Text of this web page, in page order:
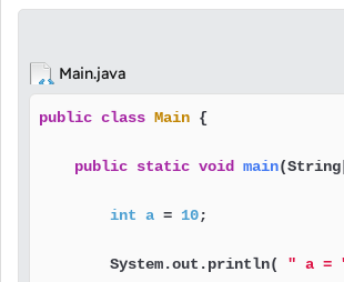
Main.java
public class Main {
public static void main
int a = 10;
        System.out.println(
" a =